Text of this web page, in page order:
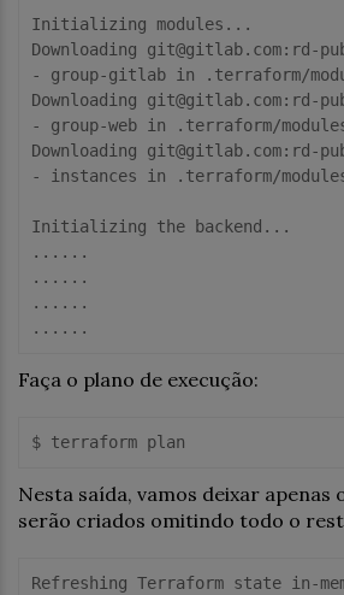
Initializing modules...
Downloading
- group-gitlab in .terraform/
Downloading
- group-web in .terraform/
Downloading
- instances in .terraform/
Initializing the backend...
......
......
......
Faça o plano de execução:
Nesta saída, vamos deixar apenas
serão criados omitindo todo o
Refreshing Terraform state in-